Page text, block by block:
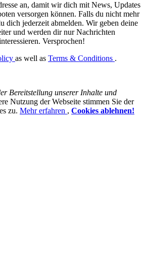
an, damit wir dich mit News, Updates
versorgen können. Falls du nicht mehr
dich jederzeit abmelden. Wir geben deine
und werden dir nur Nachrichten
Versprochen!
as well as Terms & Conditions .
Bereitstellung unserer Inhalte und
Nutzung der Webseite stimmen Sie der
zu. Mehr erfahren , Cookies ablehnen!